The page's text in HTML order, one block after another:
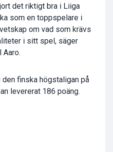
det riktigt bra i Liiga
som en toppspelare i
om vad som krävs
i sitt spel, säger
den finska högstaligan på
levererat 186 poäng.